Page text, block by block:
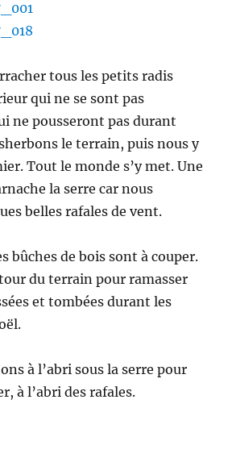
tous les petits radis
qui ne se sont pas
ne pousseront pas durant
le terrain, puis nous y
Tout le monde s’y met. Une
la serre car nous
belles rafales de vent.
bûches de bois sont à couper.
du terrain pour ramasser
et tombées durant les
à l’abri sous la serre pour
à l’abri des rafales.